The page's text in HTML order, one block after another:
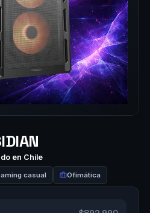
en Chile
casual Ofimática